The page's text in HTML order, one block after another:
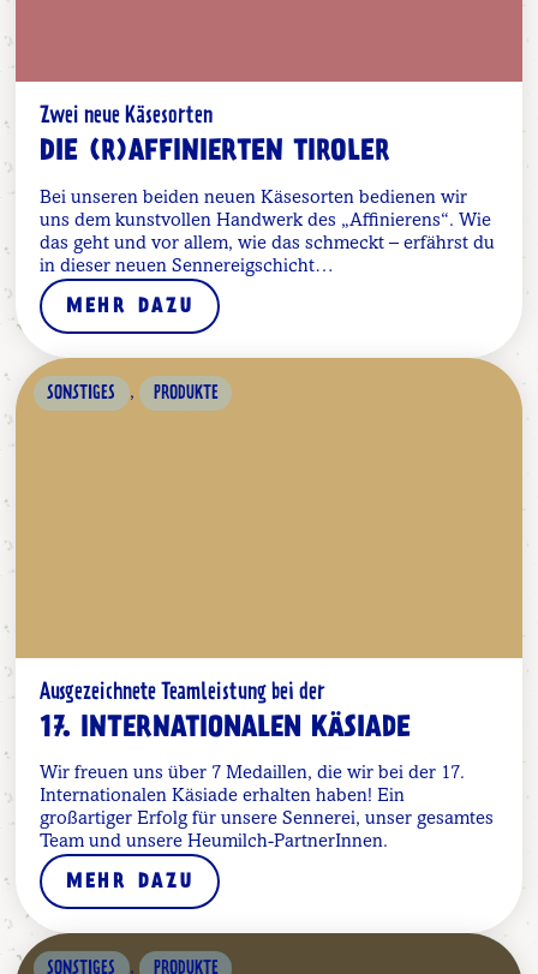
Zwei neue Käsesorten
DIE (R)AFFINIERTEN TIROLER
Bei unseren beiden neuen Käsesorten bedienen wir
uns dem kunstvollen Handwerk des „Affinierens“. Wie
das geht und vor allem, wie das schmeckt – erfährst du
in dieser neuen Sennereigschicht…
MEHR DAZU
SONSTIGES , PRODUKTE
Ausgezeichnete Teamleistung bei der
17. INTERNATIONALEN KÄSIADE
Wir freuen uns über 7 Medaillen, die wir bei der 17.
Internationalen Käsiade erhalten haben! Ein
großartiger Erfolg für unsere Sennerei, unser gesamtes
Team und unsere Heumilch-PartnerInnen.
MEHR DAZU
SONSTIGES , PRODUKTE